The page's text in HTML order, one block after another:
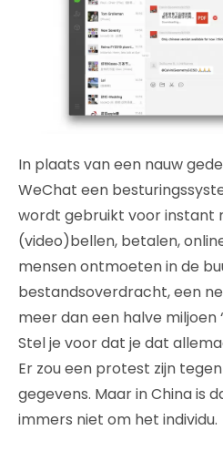
In plaats van een nauw
WeChat een
wordt gebruikt voor instant
(video)bellen, betalen,
mensen ontmoeten in de
bestandsoverdracht, een
meer dan een halve miljoen
Stel je voor dat je dat
Er zou een protest zijn
gegevens. Maar in China is
immers niet om het individu.